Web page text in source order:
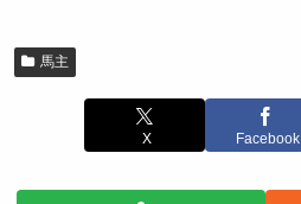
馬主
X Facebook